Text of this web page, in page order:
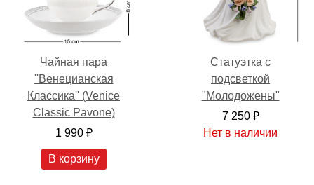
Чайная пара
''Венецианская
Классика'' (Venice
Classic Pavone)
1 990 ₽
В корзину
Статуэтка с
подсветкой
"Молодожены"
7 250 ₽
Нет в наличии